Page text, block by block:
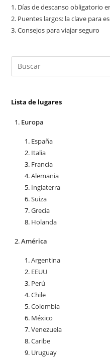
1. Días de descanso obligatorio
2. Puentes largos: la clave para
3.Consejos para viajar seguro
Lista de lugares
Europa
España
Italia
Francia
Alemania
Inglaterra
Suiza
Grecia
Holanda
América
Argentina
EEUU
Perú
Chile
Colombia
México
Venezuela
Caribe
Uruguay